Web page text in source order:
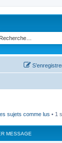
sujets comme lus • 1
MESSAGE